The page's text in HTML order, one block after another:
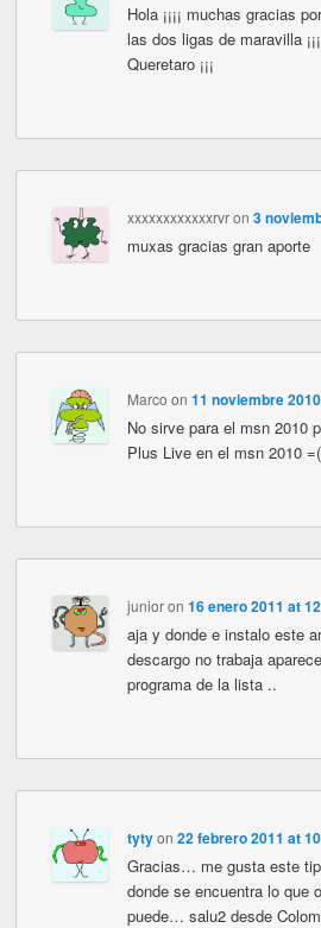
Hola ¡¡¡¡ muchas gracias
las dos ligas de maravilla
Queretaro ¡¡¡
xxxxxxxxxxxxrvron 3
muxas gracias gran aporte
Marco on 11 noviembre
No sirve para el msn 2010
Plus Live en el msn 2010 =(
junioron 16 enero 2011 at
aja y donde e instalo este
descargo no trabaja
programa de la lista ..
tytyon 22 febrero 2011 at
Gracias… me gusta este
donde se encuentra lo que
puede… salu2 desde